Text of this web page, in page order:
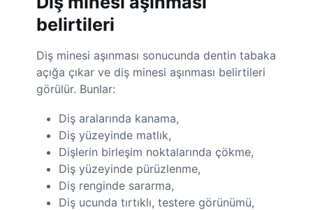
belirtileri
Diş minesi aşınması sonucunda dentin tabaka
açığa çıkar ve diş minesi aşınması belirtileri
görülür. Bunlar:
Diş aralarında kanama,
Diş yüzeyinde matlık,
Dişlerin birleşim noktalarında çökme,
Diş yüzeyinde pürüzlenme,
Diş renginde sararma,
Diş ucunda tırtıklı, testere görünümü,